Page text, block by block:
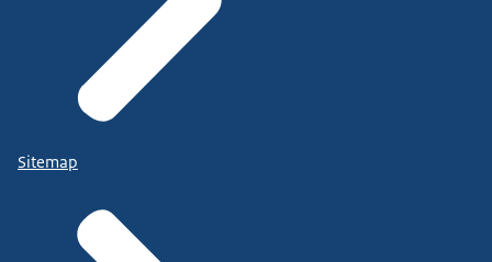
Sitemap